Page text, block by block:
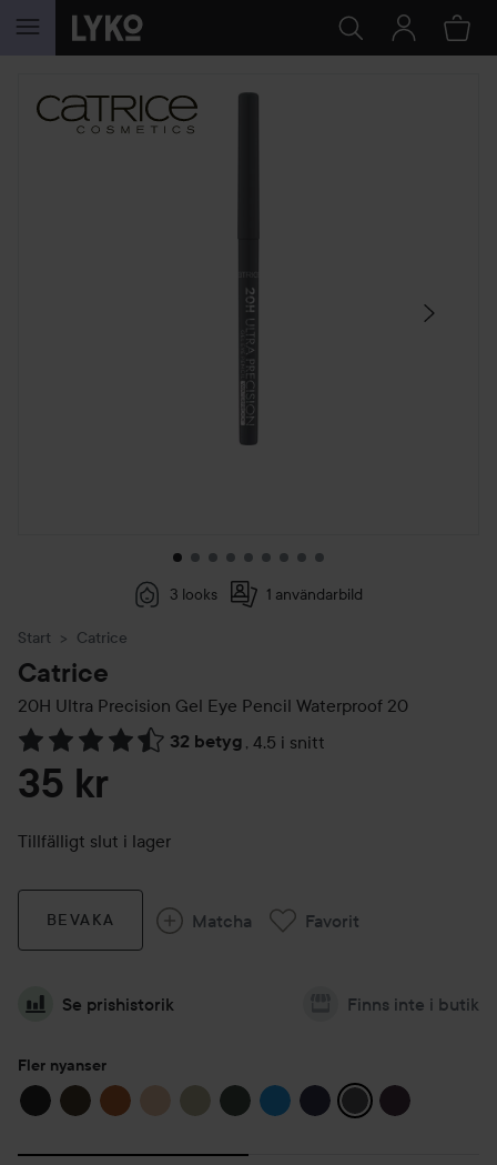
HOPPA TILL INNEHÅLLET
HOPPA ÖVER SEKTIONEN
3 looks 1 användarbild
Start Catrice
Catrice
20H Ultra Precision Gel Eye Pencil Waterproof 20
32 betyg , 4.5 i snitt
Hoppa till Betyg & kommentarer
35 kr
Tillfälligt slut i lager
BEVAKA Matcha Favorit
Se prishistorik Finns inte i butik
Fler nyanser